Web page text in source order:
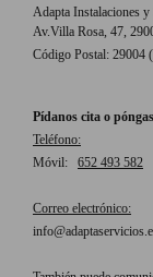
Adapta Instalaciones
Av.Villa Rosa, 47,
Código Postal: 29004
Pídanos cita o
Teléfono:
Móvil: 652 493 582
Correo electrónico: